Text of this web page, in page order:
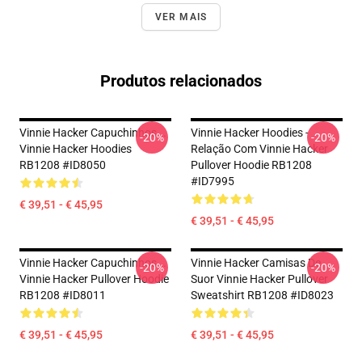
VER MAIS
Produtos relacionados
Vinnie Hacker Capuchinhos...
Vinnie Hacker Hoodies
RB1208 #ID8050
€ 39,51 - € 45,95
-20%
Vinnie Hacker Hoodies -
Relação Com Vinnie Hacker
Pullover Hoodie RB1208
#ID7995
€ 39,51 - € 45,95
-20%
Vinnie Hacker Capuchinhos...
Vinnie Hacker Pullover Hoodie
RB1208 #ID8011
€ 39,51 - € 45,95
-20%
Vinnie Hacker Camisas De
Suor Vinnie Hacker Pullover
Sweatshirt RB1208 #ID8023
€ 39,51 - € 45,95
-20%